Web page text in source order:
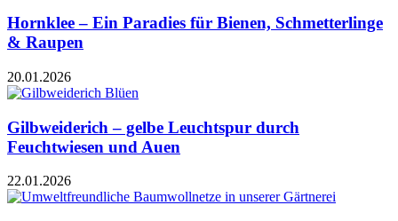
Hornklee – Ein Paradies für Bienen, Schmetterlinge
& Raupen
20.01.2026
Gilbweiderich – gelbe Leuchtspur durch
Feuchtwiesen und Auen
22.01.2026